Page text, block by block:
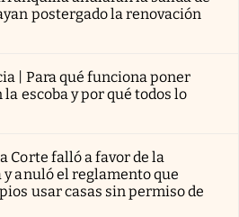
postergado la renovación
| Para qué funciona poner
escoba y por qué todos lo
Corte falló a favor de la
anuló el reglamento que
usar casas sin permiso de